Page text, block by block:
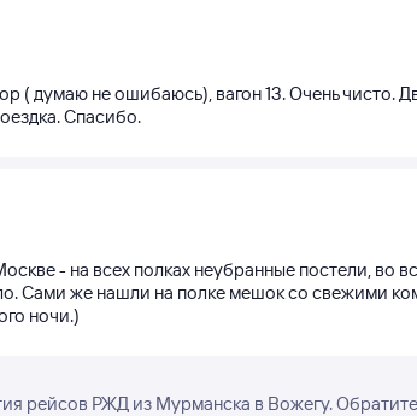
( думаю не ошибаюсь), вагон 13. Очень чисто.
Спасибо.
- на всех полках неубранные постели, во
Сами же нашли на полке мешок со свежими
ночи.)
рейсов РЖД из Мурманска в Вожегу.